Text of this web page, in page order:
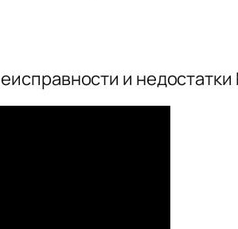
и недостатки